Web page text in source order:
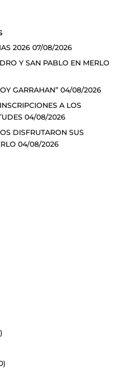
2026 07/08/2026
Y SAN PABLO EN MERLO
GARRAHAN” 04/08/2026
A LOS
04/08/2026
DISFRUTARON SUS
04/08/2026